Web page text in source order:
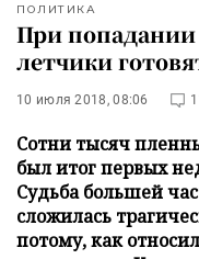
ПОЛИТИКА
При попадании
летчики
10 июля 2018, 08:06
Сотни тысяч
был итог первых
Судьба большей
сложилась
потому, как